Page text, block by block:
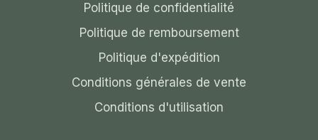
Politique de confidentialité
Politique de remboursement
Politique d'expédition
Conditions générales de vente
Conditions d'utilisation